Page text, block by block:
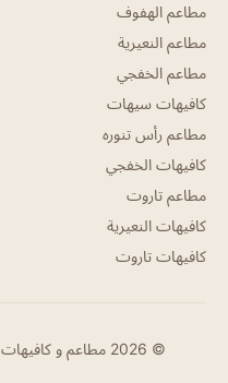
مطاعم الهفوف
مطاعم النعيرية
مطاعم الخفجي
كافيهات سيهات
مطاعم رأس تنوره
كافيهات الخفجي
مطاعم تاروت
كافيهات النعيرية
كافيهات تاروت
© 2026 مطاعم و كافيهات الشرقية. جميع الحقوق محفوظة.